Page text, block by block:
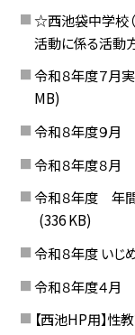
☆西池袋中学校
活動に係る活動
令和８年度７月
MB)
令和８年度９月
令和８年度８
令和８年度 年間
(336 KB)
令和８年度 いじ
令和８年度４
【西池HP用】性